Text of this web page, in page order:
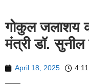
गोकुल जलाशय
मंत्री डॉ. सुनील
April 18, 2025